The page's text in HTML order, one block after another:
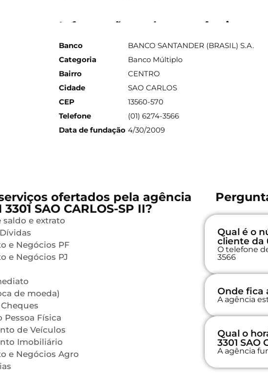
Informações sobre a agência
Banco
BANCO SANTANDER (BRASIL) S.A.
Categoria
Banco Múltiplo
Bairro
CENTRO
Cidade
SAO CARLOS
CEP
13560-570
Telefone
(01) 6274-3566
Data de fundação 4/30/2009
ofertados pela agência
3301 SAO CARLOS-SP II?
saldo e extrato
e Negócios PF
e Negócios PJ
de moeda)
Física
de Veículos
Imobiliário
e Negócios Agro
Qual é o
cliente da
O telefone
3566
Onde fica
A agência
Qual o
3301 SAO
A agência